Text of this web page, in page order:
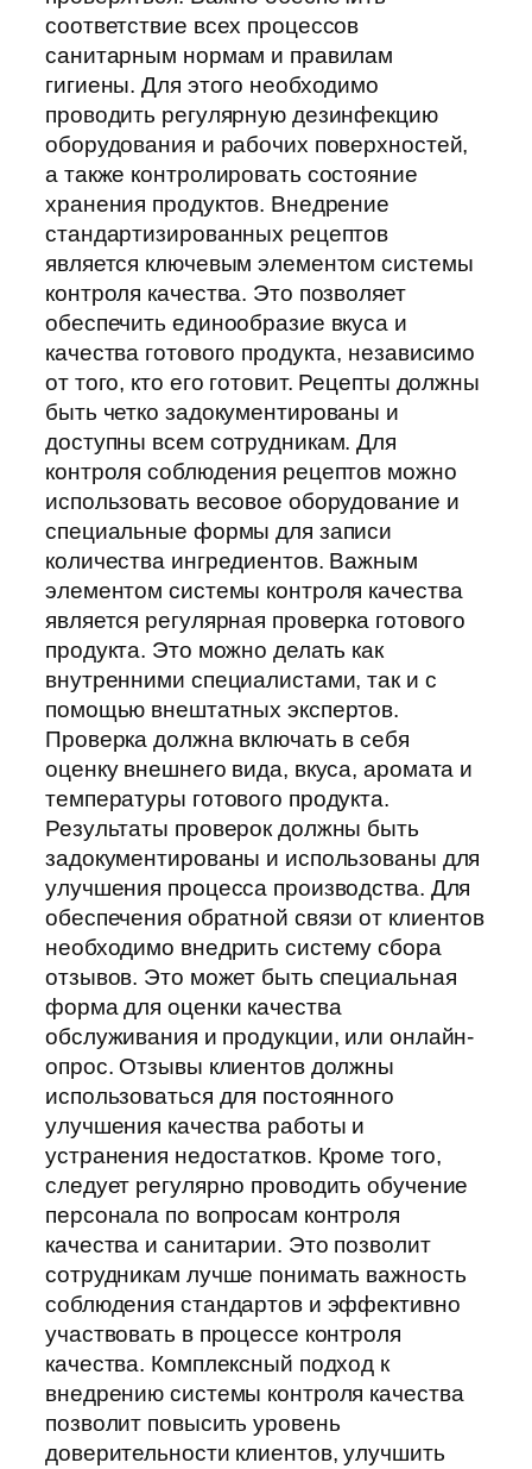
соответствие всех процессов
санитарным нормам и правилам
гигиены. Для этого необходимо
проводить регулярную дезинфекцию
оборудования и рабочих поверхностей,
а также контролировать состояние
хранения продуктов. Внедрение
стандартизированных рецептов
является ключевым элементом системы
контроля качества. Это позволяет
обеспечить единообразие вкуса и
качества готового продукта, независимо
от того, кто его готовит. Рецепты должны
быть четко задокументированы и
доступны всем сотрудникам. Для
контроля соблюдения рецептов можно
использовать весовое оборудование и
специальные формы для записи
количества ингредиентов. Важным
элементом системы контроля качества
является регулярная проверка готового
продукта. Это можно делать как
внутренними специалистами, так и с
помощью внештатных экспертов.
Проверка должна включать в себя
оценку внешнего вида, вкуса, аромата и
температуры готового продукта.
Результаты проверок должны быть
задокументированы и использованы для
улучшения процесса производства. Для
обеспечения обратной связи от клиентов
необходимо внедрить систему сбора
отзывов. Это может быть специальная
форма для оценки качества
обслуживания и продукции, или онлайн-
опрос. Отзывы клиентов должны
использоваться для постоянного
улучшения качества работы и
устранения недостатков. Кроме того,
следует регулярно проводить обучение
персонала по вопросам контроля
качества и санитарии. Это позволит
сотрудникам лучше понимать важность
соблюдения стандартов и эффективно
участвовать в процессе контроля
качества. Комплексный подход к
внедрению системы контроля качества
позволит повысить уровень
доверительности клиентов, улучшить